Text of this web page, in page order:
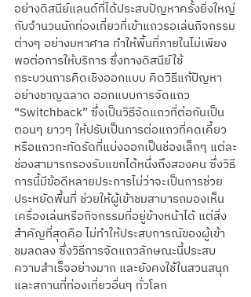
อย่างดิสนีย์แลนด์ที่ได้ประสบปัญหาครั้งยิ่งใหญ่
กับจำนวนนักท่องเที่ยวที่เข้าแถวรอเล่นกิจกรรม
ต่างๆ อย่างมหาศาล ทำให้พื้นที่ภายในไม่เพียง
พอต่อการให้บริการ ซึ่งทางดิสนีย์ใช้
กระบวนการคิดเชิงออกแบบ คิดวิธีแก้ปัญหา
อย่างชาญฉลาด ออกแบบการจัดแถว
“Switchback” ซึ่งเป็นวิธีจัดแถวที่ต่อกันเป็น
ตอนๆ ยาวๆ ให้ปรับเป็นการต่อแถวที่คดเคี้ยว
หรือแถวกะทัดรัดที่แบ่งออกเป็นช่องเล็กๆ แต่ละ
ช่องสามารถรองรับแขกได้หนึ่งถึงสองคน ซึ่งวิธี
การนี้มีข้อดีหลายประการไม่ว่าจะเป็นการช่วย
ประหยัดพื้นที่ ช่วยให้ผู้เข้าชมสามารถมองเห็น
เครื่องเล่นหรือกิจกรรมที่อยู่ข้างหน้าได้ แต่สิ่ง
สำคัญที่สุดคือ ไม่ทำให้ประสบการณ์ของผู้เข้า
ชมลดลง ซึ่งวิธีการจัดแถวลักษณะนี้ประสบ
ความสำเร็จอย่างมาก และยังคงใช้ในสวนสนุก
และสถานที่ท่องเที่ยวอื่นๆ ทั่วโลก